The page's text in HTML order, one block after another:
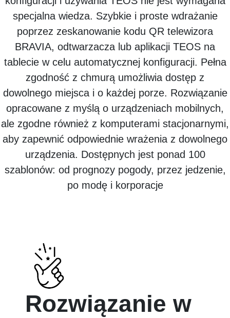
specjalna wiedza. Szybkie i proste wdrażanie
poprzez zeskanowanie kodu QR telewizora
BRAVIA, odtwarzacza lub aplikacji TEOS na
tablecie w celu automatycznej konfiguracji. Pełna
zgodność z chmurą umożliwia dostęp z
dowolnego miejsca i o każdej porze. Rozwiązanie
opracowane z myślą o urządzeniach mobilnych,
ale zgodne również z komputerami stacjonarnymi,
aby zapewnić odpowiednie wrażenia z dowolnego
urządzenia. Dostępnych jest ponad 100
szablonów: od prognozy pogody, przez jedzenie,
po modę i korporacje
Rozwiązanie w